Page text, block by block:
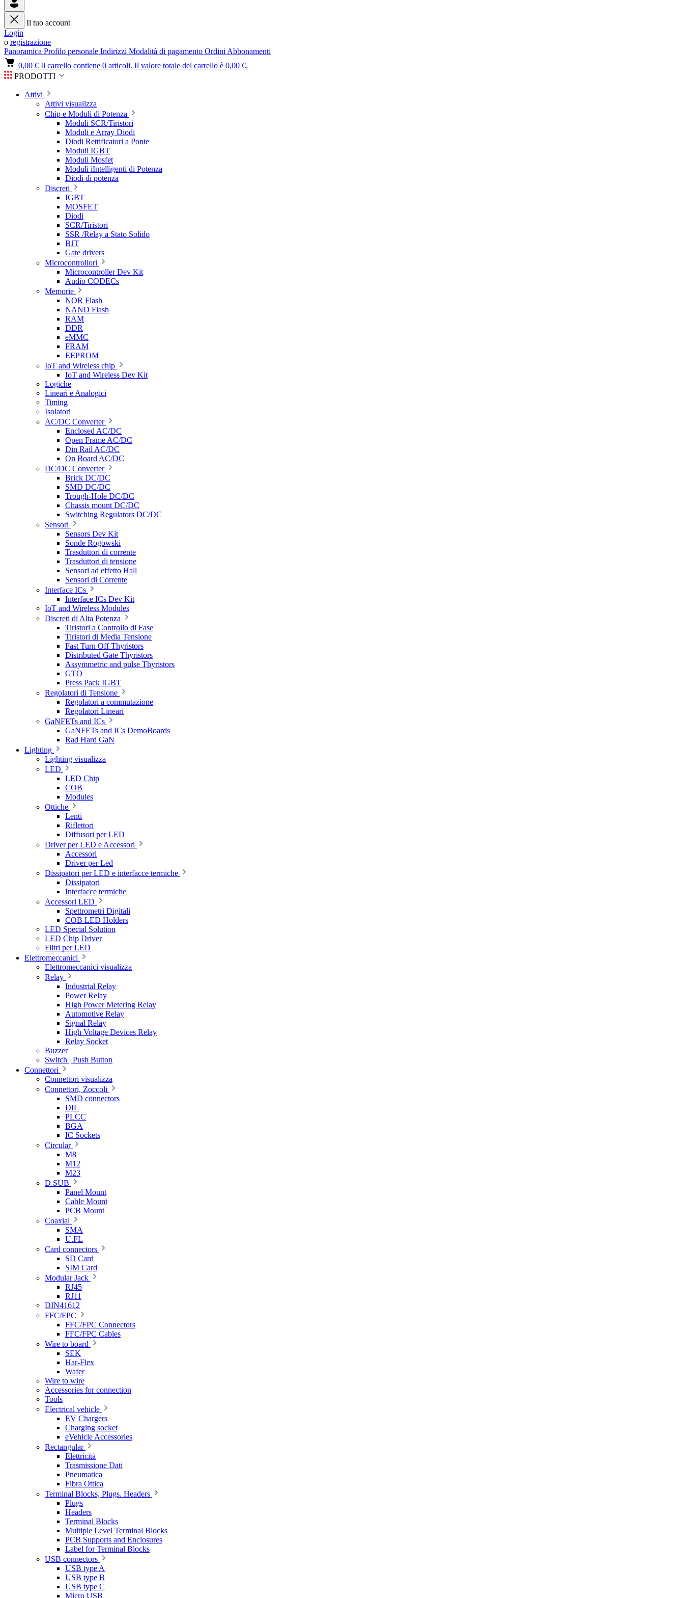
Il tuo account
Login
o registrazione
Panoramica Profilo personale Indirizzi Modalità di pagamento Ordini Abbonamenti
0,00 € Il carrello contiene 0 articoli. Il valore totale del carrello è 0,00 €.
PRODOTTI
Attivi
Attivi visualizza
Chip e Moduli di Potenza
Moduli SCR/Tiristori
Moduli e Array Diodi
Diodi Rettificatori a Ponte
Moduli IGBT
Moduli Mosfet
Moduli iIntelligenti di Potenza
Diodi di potenza
Discreti
IGBT
MOSFET
Diodi
SCR/Tiristori
SSR /Relay a Stato Solido
BJT
Gate drivers
Microcontrollori
Microcontroller Dev Kit
Audio CODECs
Memorie
NOR Flash
NAND Flash
RAM
DDR
eMMC
FRAM
EEPROM
IoT and Wireless chip
IoT and Wireless Dev Kit
Logiche
Lineari e Analogici
Timing
Isolatori
AC/DC Converter
Enclosed AC/DC
Open Frame AC/DC
Din Rail AC/DC
On Board AC/DC
DC/DC Converter
Brick DC/DC
SMD DC/DC
Trough-Hole DC/DC
Chassis mount DC/DC
Switching Regulators DC/DC
Sensori
Sensors Dev Kit
Sonde Rogowski
Trasduttori di corrente
Trasduttori di tensione
Sensori ad effetto Hall
Sensori di Corrente
Interface ICs
Interface ICs Dev Kit
IoT and Wireless Modules
Discreti di Alta Potenza
Tiristori a Controllo di Fase
Tiristori di Media Tensione
Fast Turn Off Thyristors
Distributed Gate Thyristors
Assymmetric and pulse Thyristors
GTO
Press Pack IGBT
Regolatori di Tensione
Regolatori a commutazione
Regolatori Lineari
GaNFETs and ICs
GaNFETs and ICs DemoBoards
Rad Hard GaN
Lighting
Lighting visualizza
LED
LED Chip
COB
Modules
Ottiche
Lenti
Riflettori
Diffusori per LED
Driver per LED e Accessori
Accessori
Driver per Led
Dissipatori per LED e interfacce termiche
Dissipatori
Interfacce termiche
Accessori LED
Spettrometri Digitali
COB LED Holders
LED Special Solution
LED Chip Driver
Filtri per LED
Elettromeccanici
Elettromeccanici visualizza
Relay
Industrial Relay
Power Relay
High Power Metering Relay
Automotive Relay
Signal Relay
High Voltage Devices Relay
Relay Socket
Buzzer
Switch | Push Button
Connettori
Connettori visualizza
Connettori, Zoccoli
SMD connectors
DIL
PLCC
BGA
IC Sockets
Circular
M8
M12
M23
D SUB
Panel Mount
Cable Mount
PCB Mount
Coaxial
SMA
U.FL
Card connectors
SD Card
SIM Card
Modular Jack
RJ45
RJ11
DIN41612
FFC/FPC
FFC/FPC Connectors
FFC/FPC Cables
Wire to board
SEK
Har-Flex
Wafer
Wire to wire
Accessories for connection
Tools
Electrical vehicle
EV Chargers
Charging socket
eVehicle Accessories
Rectangular
Elettricità
Trasmissione Dati
Pneumatica
Fibra Ottica
Terminal Blocks, Plugs. Headers
Plugs
Headers
Terminal Blocks
Multiple Level Terminal Blocks
PCB Supports and Enclosures
Label for Terminal Blocks
USB connectors
USB type A
USB type B
USB type C
Micro USB